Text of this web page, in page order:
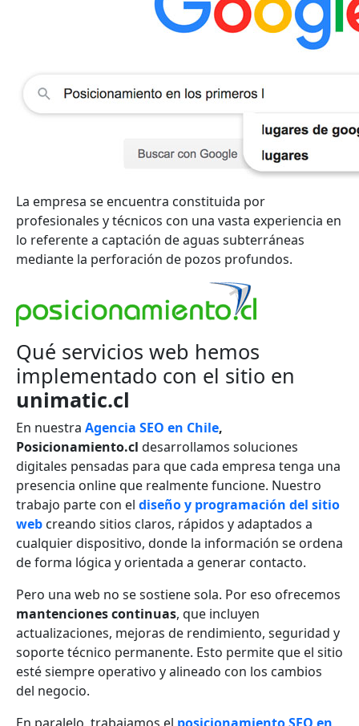
La empresa se encuentra constituida por
profesionales y técnicos con una vasta experiencia en
lo referente a captación de aguas subterráneas
mediante la perforación de pozos profundos.
Qué servicios web hemos
implementado con el sitio en
unimatic.cl
En nuestra Agencia SEO en Chile,
Posicionamiento.cl desarrollamos soluciones
digitales pensadas para que cada empresa tenga una
presencia online que realmente funcione. Nuestro
trabajo parte con el diseño y programación del sitio
web creando sitios claros, rápidos y adaptados a
cualquier dispositivo, donde la información se ordena
de forma lógica y orientada a generar contacto.
Pero una web no se sostiene sola. Por eso ofrecemos
mantenciones continuas, que incluyen
actualizaciones, mejoras de rendimiento, seguridad y
soporte técnico permanente. Esto permite que el sitio
esté siempre operativo y alineado con los cambios
del negocio.